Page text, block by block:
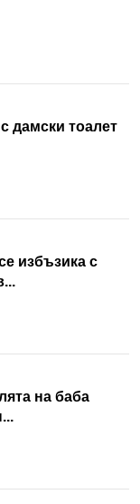
дамски тоалет
избъзика с
на баба